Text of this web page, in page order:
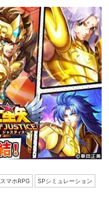
スマホRPG SPシミュレーション